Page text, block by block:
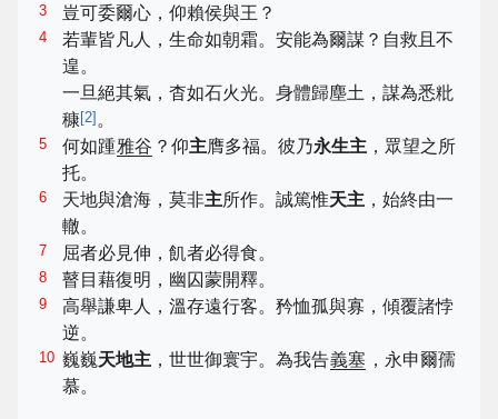
3 豈可委爾心，仰賴侯與王？
4
若輩皆凡人，生命如朝霜。安能為爾謀？自救且不
遑。
一旦絕其氣，杳如石火光。身體歸塵土，謀為悉粃
穅[2] 。
5 何如踵雅谷 ？仰主膺多福。彼乃永生主 ，眾望之所
托。
6 天地與滄海，莫非主所作。誠篤惟天主 ，始終由一
轍。
7 屈者必見伸，飢者必得食。
8 瞽目藉復明，幽囚蒙開釋。
9
高舉謙卑人，溫存遠行客。矜恤孤與寡，傾覆諸悖
逆。
10 巍巍天地主 ，世世御寰宇。為我告義塞 ，永申爾孺
慕。